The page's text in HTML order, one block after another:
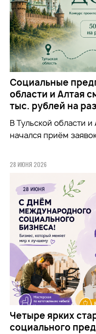
Социальные
области и Алтая
тыс. рублей на
В Тульской области
начался приём
28 ИЮНЯ 2026
Четыре ярких
социального